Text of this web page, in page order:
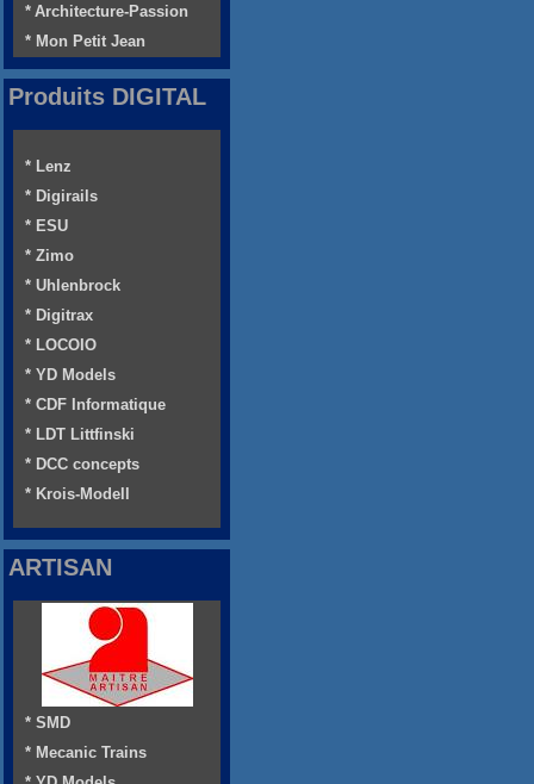
* Architecture-Passion
* Mon Petit Jean
Produits DIGITAL
* Lenz
* Digirails
* ESU
* Zimo
* Uhlenbrock
* Digitrax
* LOCOIO
* YD Models
* CDF Informatique
* LDT Littfinski
* DCC concepts
* Krois-Modell
ARTISAN
* SMD
* Mecanic Trains